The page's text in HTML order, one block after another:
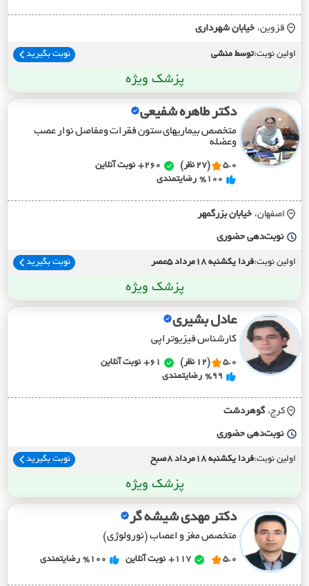
قزوین، خيابان شهرداري
اولین نوبت:توسط منشی نوبت بگیرید
پزشک ویژه
دکتر طاهره شفیعی
متخصص بیماریهای ستون فقرات ومفاصل نوار عصب
وعضله
5.0 (27 نظر) 260+
نوبت آنلاین
%100 رضایتمندی
اصفهان، خيابان بزرگمهر
نوبت‌دهی حضوری
اولین نوبت:فردا یکشنبه 18مرداد 5عصر نوبت بگیرید
پزشک ویژه
عادل بشیری
کارشناس فیزیوتراپی
5.0 (12 نظر) 61+
نوبت آنلاین
%99 رضایتمندی
کرج، گوهردشت
نوبت‌دهی حضوری
اولین نوبت:فردا یکشنبه 18مرداد 8صبح نوبت بگیرید
پزشک ویژه
دکتر مهدی شیشه گر
متخصص مغز و اعصاب (نورولوژی)
5.0
117+ نوبت آنلاین %100 رضایتمندی